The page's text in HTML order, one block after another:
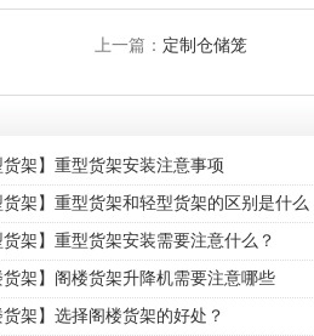
上一篇： 定制仓储笼
货架】重型货架安装注意事项
货架】重型货架和轻型货架的区别是什么
货架】重型货架安装需要注意什么？
货架】阁楼货架升降机需要注意哪些
货架】选择阁楼货架的好处？